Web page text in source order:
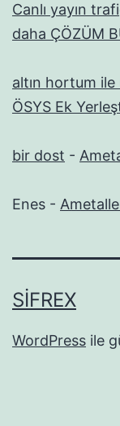
Canlı yayın
daha ÇÖZÜM
altın hortum
ÖSYS Ek
bir dost -
Enes -
SIFREX
WordPress ile